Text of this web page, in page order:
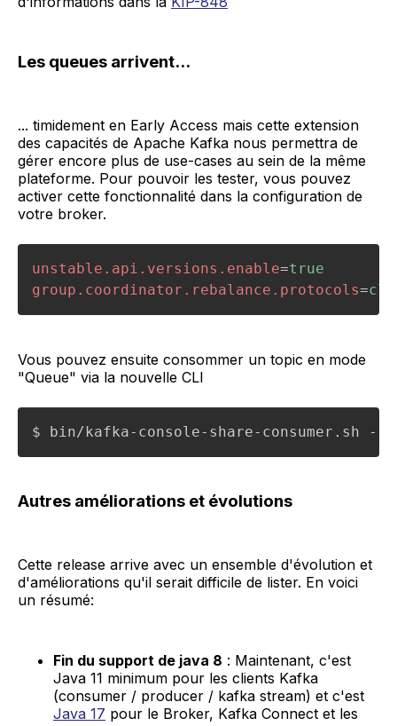
Les queues arrivent...
... timidement en Early Access mais cette extension
des capacités de Apache Kafka nous permettra de
gérer encore plus de use-cases au sein de la même
plateforme. Pour pouvoir les tester, vous pouvez
activer cette fonctionnalité dans la configuration de
votre broker.
unstable.api.versions.enable=true
group.coordinator.rebalance.protocols=
Vous pouvez ensuite consommer un topic en mode
"Queue" via la nouvelle CLI
Autres améliorations et évolutions
Cette release arrive avec un ensemble d'évolution et
d'améliorations qu'il serait difficile de lister. En voici
un résumé:
Fin du support de java 8 : Maintenant, c'est
Java 11 minimum pour les clients Kafka
(consumer / producer / kafka stream) et c'est
Java 17 pour le Broker, Kafka Connect et les